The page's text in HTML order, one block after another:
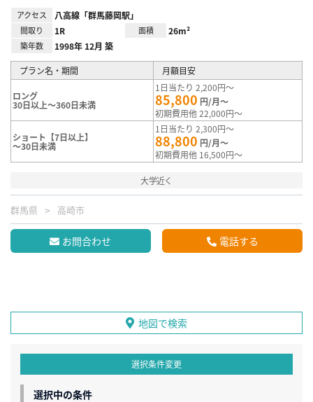
アクセス 八高線「群馬藤岡駅」
間取り 1R 面積 26m²
築年数 1998年 12月 築
プラン名・期間 月額目安
ロング
30日以上～360日未満
1日当たり 2,200円～
85,800 円/月～
初期費用他 22,000円～
ショート【7日以上】
～30日未満
1日当たり 2,300円～
88,800 円/月～
初期費用他 16,500円～
大学近く
群馬県 高崎市
お問合わせ 電話する
地図で検索
選択条件変更
選択中の条件